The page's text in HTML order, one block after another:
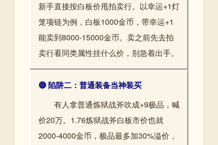
新手直接按白板价甩拍卖行。以幸运+1灯
笼项链为例，白板1000金币，带幸运+1
能卖到8000-15000金币。卖之前先去拍
卖行看同类属性挂什么价，别急着出手。
🔴 陷阱二：普通装备当神装买
有人拿普通炼狱战斧吹成+9极品，喊
价20万。1.76炼狱战斧白板市价也就
2000-4000金币，极品最多加30%溢价，